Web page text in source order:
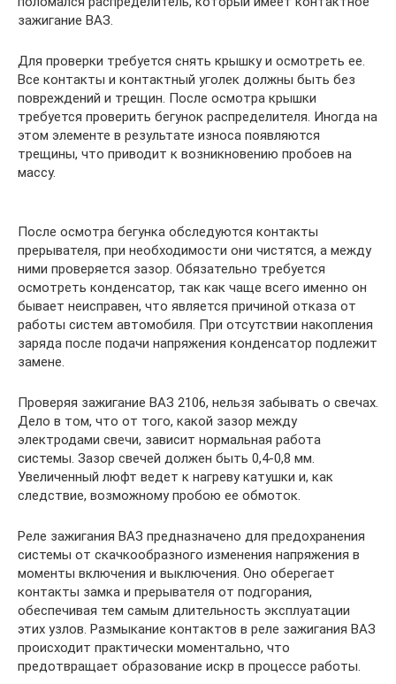
зажигание ВАЗ.
Для проверки требуется снять крышку и осмотреть ее.
Все контакты и контактный уголек должны быть без
повреждений и трещин. После осмотра крышки
требуется проверить бегунок распределителя. Иногда на
этом элементе в результате износа появляются
трещины, что приводит к возникновению пробоев на
массу.
После осмотра бегунка обследуются контакты
прерывателя, при необходимости они чистятся, а между
ними проверяется зазор. Обязательно требуется
осмотреть конденсатор, так как чаще всего именно он
бывает неисправен, что является причиной отказа от
работы систем автомобиля. При отсутствии накопления
заряда после подачи напряжения конденсатор подлежит
замене.
Проверяя зажигание ВАЗ 2106, нельзя забывать о свечах.
Дело в том, что от того, какой зазор между
электродами свечи, зависит нормальная работа
системы. Зазор свечей должен быть 0,4-0,8 мм.
Увеличенный люфт ведет к нагреву катушки и, как
следствие, возможному пробою ее обмоток.
Реле зажигания ВАЗ предназначено для предохранения
системы от скачкообразного изменения напряжения в
моменты включения и выключения. Оно оберегает
контакты замка и прерывателя от подгорания,
обеспечивая тем самым длительность эксплуатации
этих узлов. Размыкание контактов в реле зажигания ВАЗ
происходит практически моментально, что
предотвращает образование искр в процессе работы.